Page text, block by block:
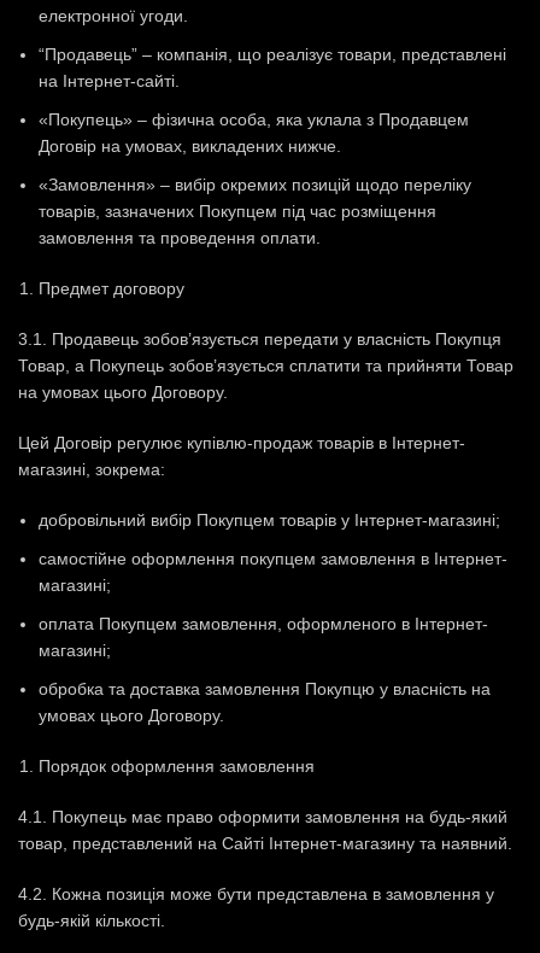
електронної угоди.
“Продавець” – компанія, що реалізує товари, представлені
на Інтернет-сайті.
«Покупець» – фізична особа, яка уклала з Продавцем
Договір на умовах, викладених нижче.
«Замовлення» – вибір окремих позицій щодо переліку
товарів, зазначених Покупцем під час розміщення
замовлення та проведення оплати.
Предмет договору
3.1. Продавець зобов’язується передати у власність Покупця
Товар, а Покупець зобов’язується сплатити та прийняти Товар
на умовах цього Договору.
Цей Договір регулює купівлю-продаж товарів в Інтернет-
магазині, зокрема:
добровільний вибір Покупцем товарів у Інтернет-магазині;
самостійне оформлення покупцем замовлення в Інтернет-
магазині;
оплата Покупцем замовлення, оформленого в Інтернет-
магазині;
обробка та доставка замовлення Покупцю у власність на
умовах цього Договору.
Порядок оформлення замовлення
4.1. Покупець має право оформити замовлення на будь-який
товар, представлений на Сайті Інтернет-магазину та наявний.
4.2. Кожна позиція може бути представлена ​​в замовлення у
будь-якій кількості.